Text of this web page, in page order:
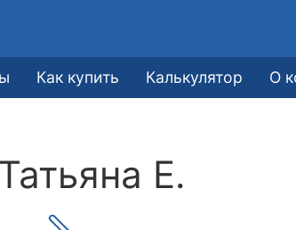
Как купить Калькулятор О
Татьяна Е.